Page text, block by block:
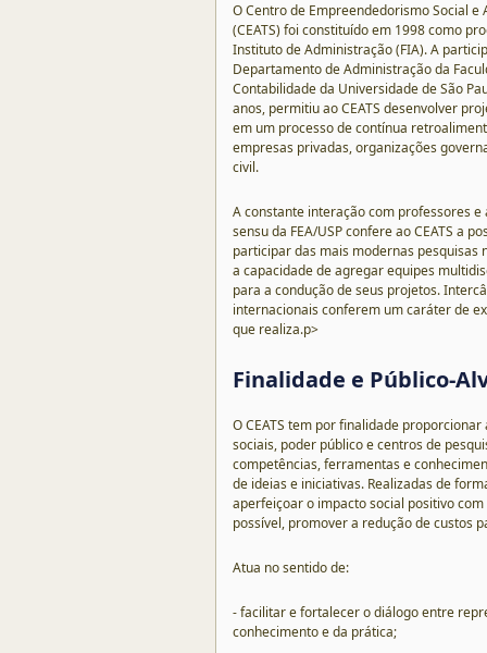
O Centro de Empreendedorismo Social
(CEATS) foi constituído em 1998 como
Instituto de Administração (FIA). A
Departamento de Administração da
Contabilidade da Universidade de São
anos, permitiu ao CEATS desenvolver
em um processo de contínua
empresas privadas, organizações
civil.
A constante interação com professores
sensu da FEA/USP confere ao CEATS a
participar das mais modernas pesquisas
a capacidade de agregar equipes
para a condução de seus projetos.
internacionais conferem um caráter de
que realiza.p>
Finalidade e Público-
O CEATS tem por finalidade
sociais, poder público e centros de
competências, ferramentas e
de ideias e iniciativas. Realizadas de
aperfeiçoar o impacto social positivo
possível, promover a redução de custos
Atua no sentido de:
- facilitar e fortalecer o diálogo entre
conhecimento e da prática;